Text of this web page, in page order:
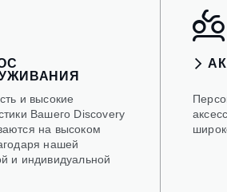
и высокие
Вашего Discovery
на высоком
нашей
и индивидуальной